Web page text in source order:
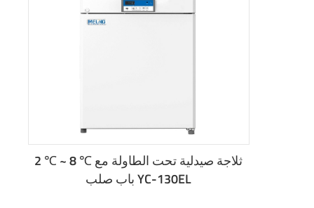
2 ℃ ~ 8 ℃ ثلاجة صيدلية تحت الطاولة مع
باب صلب YC-130EL